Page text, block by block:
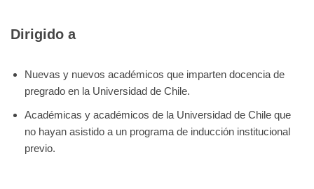
Dirigido a
Nuevas y nuevos académicos que imparten docencia de
pregrado en la Universidad de Chile.
Académicas y académicos de la Universidad de Chile que
no hayan asistido a un programa de inducción institucional
previo.